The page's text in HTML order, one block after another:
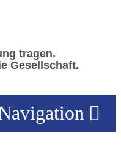
tragen.
Gesellschaft.